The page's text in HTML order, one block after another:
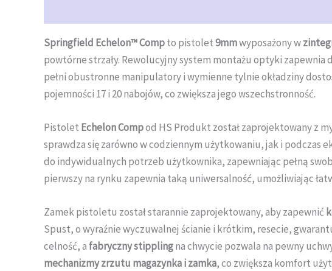
Springfield Echelon™ Compto pistolet9mmwyposażony w
powtórne strzały. Rewolucyjny system montażu optyki
pełni obustronne manipulatory i wymienne tylnie okładziny
pojemności 17 i 20 nabojów, co zwiększa jego wszechstronność.
Pistolet Echelon Compod HS Produkt został zaprojektowany z
sprawdza się zarówno w codziennym użytkowaniu, jak i podczas
do indywidualnych potrzeb użytkownika, zapewniając pełną
pierwszy na rynku zapewnia taką uniwersalność, umożliwiając
Zamek pistoletu został starannie zaprojektowany, aby zapewnić
Spust, o wyraźnie wyczuwalnej ścianie i krótkim, resecie,
celność, a fabryczny stipplingna chwycie pozwala na pewny
mechanizmy zrzutu magazynka i zamka, co zwiększa komfort